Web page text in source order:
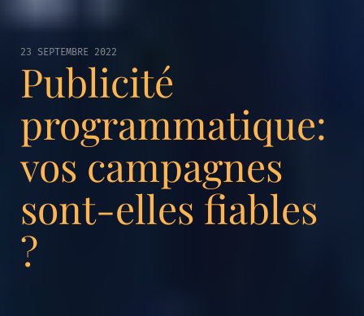
23 SEPTEMBRE 2022
Publicité
programmatique:
vos campagnes
sont-elles fiables
?